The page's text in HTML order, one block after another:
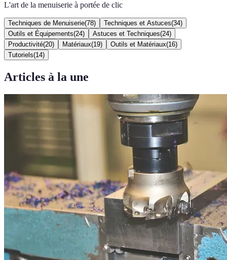
L'art de la menuiserie à portée de clic
Techniques de Menuiserie(78) Techniques et Astuces(34)
Outils et Équipements(24) Astuces et Techniques(24)
Productivité(20) Matériaux(19) Outils et Matériaux(16)
Tutoriels(14)
Articles à la une